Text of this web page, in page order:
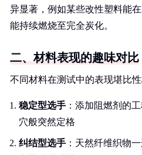
异显著，例如某些改性塑料能
能持续燃烧至完全炭化。
二、材料表现的趣味对比
不同材料在测试中的表现堪比性
稳定型选手 ：添加阻燃剂的
穴般突然定格
纠结型选手 ：天然纤维织物